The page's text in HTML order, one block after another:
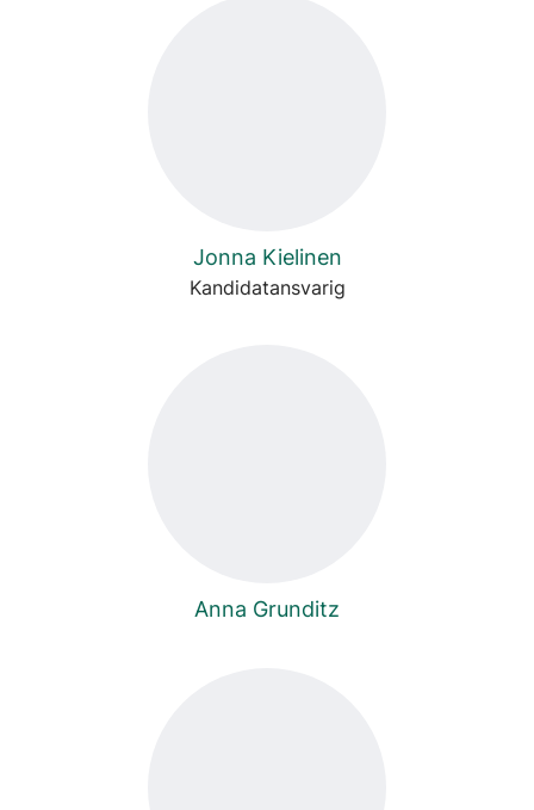
Jonna Kielinen
Kandidatansvarig
Anna Grunditz